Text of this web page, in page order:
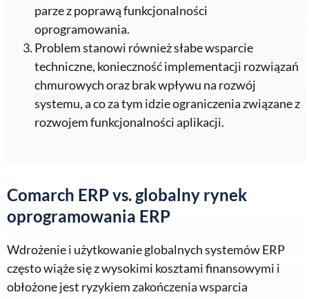
parze z poprawą funkcjonalności
oprogramowania.
Problem stanowi również słabe wsparcie
techniczne, konieczność implementacji rozwiązań
chmurowych oraz brak wpływu na rozwój
systemu, a co za tym idzie ograniczenia związane z
rozwojem funkcjonalności aplikacji.
Comarch ERP vs. globalny rynek
oprogramowania ERP
Wdrożenie i użytkowanie globalnych systemów ERP
często wiąże się z wysokimi kosztami finansowymi i
obłożone jest ryzykiem zakończenia wsparcia